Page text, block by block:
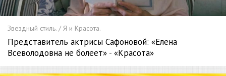
Звездный стиль. / Я и Красота.
Представитель актрисы Сафоновой: «Елена
Всеволодовна не болеет» - «Красота»